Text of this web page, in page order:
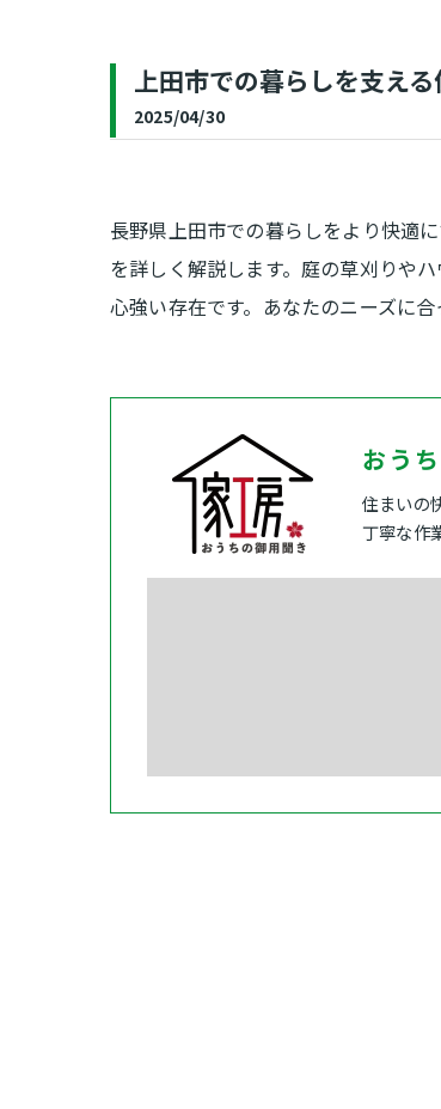
上田市での暮らしを支え
2025/04/30
長野県上田市での暮らしをより快適
を詳しく解説します。庭の草刈りや
心強い存在です。あなたのニーズに
おう
住まいの
丁寧な作